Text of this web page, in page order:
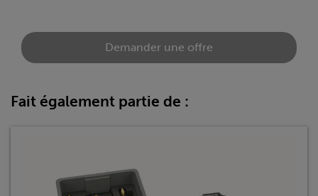
Demander une offre
Fait également partie de :